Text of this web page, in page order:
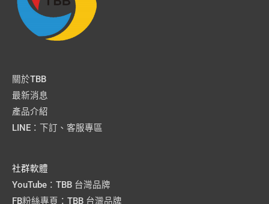
關於TBB
最新消息
產品介紹
LINE：下訂、客服專區
社群軟體
YouTube：TBB 台灣品牌
FB粉絲專頁：TBB 台灣品牌